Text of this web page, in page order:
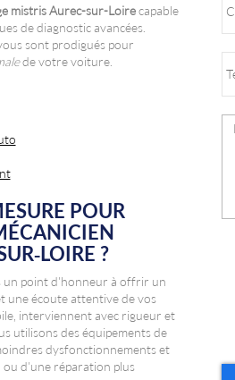
mistris Aurec-sur-Loirecapable
de diagnostic avancées.
sont prodigués pour
de votre voiture.
POUR
LOIRE ?
un point d'honneur à offrir un
une écoute attentive de vos
interviennent avec rigueur et
utilisons des équipements de
dysfonctionnements et
ou d'une réparation plus